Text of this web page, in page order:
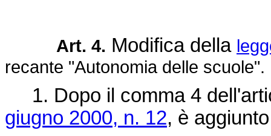
Art. 4. Modifica della
recante "Autonomia delle scuole".
1. Dopo il comma 4
giugno 2000, n. 12, è